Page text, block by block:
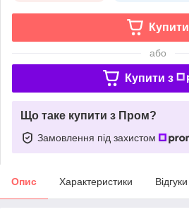
Купити
або
Купити з
Що таке купити з Пром?
Замовлення під захистом
Опис Характеристики